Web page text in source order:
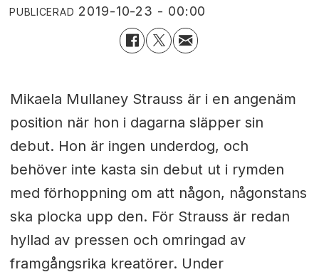
PUBLICERAD 2019-10-23 - 00:00
Mikaela Mullaney Strauss är i en angenäm
position när hon i dagarna släpper sin
debut. Hon är ingen underdog, och
behöver inte kasta sin debut ut i rymden
med förhoppning om att någon, någonstans
ska plocka upp den. För Strauss är redan
hyllad av pressen och omringad av
framgångsrika kreatörer. Under